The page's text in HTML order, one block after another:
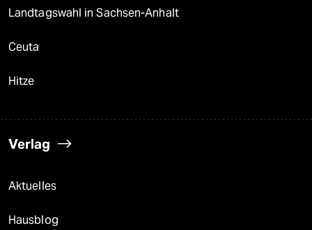
Landtagswahl in Sachsen-Anhalt
Ceuta
Hitze
Verlag
Aktuelles
Hausblog